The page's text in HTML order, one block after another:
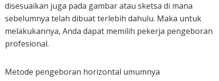
disesuaikan juga pada gambar atau sketsa di mana
sebelumnya telah dibuat terlebih dahulu. Maka untuk
melakukannya, Anda dapat memilih pekerja pengeboran
profesional.
Metode pengeboran horizontal umumnya